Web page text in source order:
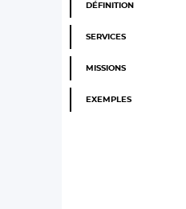
DÉFINITION
SERVICES
MISSIONS
EXEMPLES